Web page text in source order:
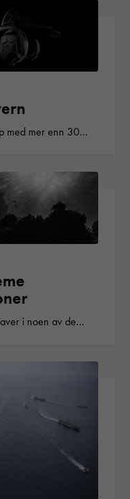
med mer enn 30…
i noen av de…